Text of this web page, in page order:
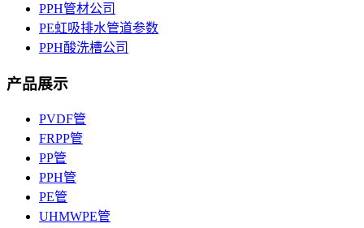
PPH管材公司
PE虹吸排水管道参数
PPH酸洗槽公司
产品展示
PVDF管
FRPP管
PP管
PPH管
PE管
UHMWPE管